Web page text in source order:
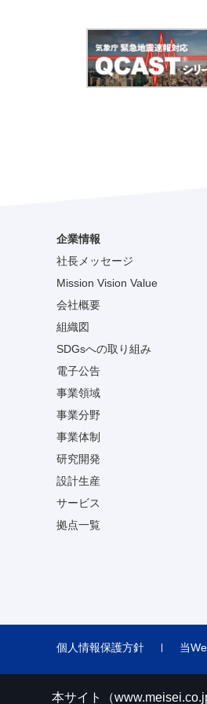
企業情報
社長メッセージ
Mission Vision Value
会社概要
組織図
SDGsへの取り組み
電子公告
事業領域
事業分野
事業体制
研究開発
設計生産
サービス
拠点一覧
個人情報保護方針 当
本サイト（